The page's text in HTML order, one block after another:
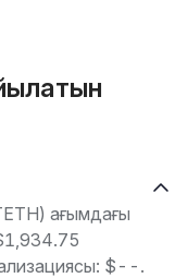
ағымдағы
$--.